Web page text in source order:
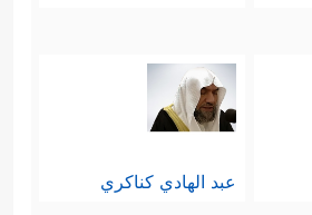
عبد الهادي كناكري